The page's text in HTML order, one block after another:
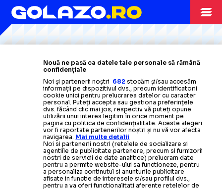
Citește mai mult
Citește mai mult
Citește mai mult
Citește mai mult
Citește mai mult
07.04.2025
„ISPITELE” BĂRBAȚILOR DIN PAUZA MECIURILOR
Dintre reclamele difuzate de posturile TV care au
transmis Rapid-Dinamo,70% au fost la pariuri, bere
și mâncare
LIGA NAȚIUNILOR 23.03.2025
„DECIZIE ISTORICĂ” Ce a apărutpe transmisiunea
unui meci din Liga Națiunilor: „Nu ar mai trebui să
aibă voie să difuzeze vreo partidă”
CAMPIONATE 28.09.2024
FOTBALUL
SUFOCAT DE
PARIURI
SUPERLIGA
RECLAME
Nouă ne pasă ca datele tale personale să rămână
confidențiale
Noi și partenerii noștri 682 stocăm și/sau accesăm
informații pe dispozitivul dvs., precum identificatorii
cookie unici pentru prelucrarea datelor cu caracter
personal. Puteți accepta sau gestiona preferințele
dvs. făcând clic mai jos, respectiv vă puteți opune
utilizării unui interes legitim în orice moment pe
pagina cu politica de confidențialitate. Aceste alegeri
vor fi raportate partenerilor noștri și nu vă vor afecta
navigarea. Mai multe detalii
Noi si partenerii nostri (retelele de socializare si
agentiile de publicitate partenere, precum si furnizorii
nostri de servicii de date analitice) prelucram date
pentru a permite website-ului sa functioneze, pentru
a personaliza continutul si anunturile publicitare
afisate in functie de interesele si/sau profilul dvs.,
pentru a va oferi functionalitati aferente retelelor de